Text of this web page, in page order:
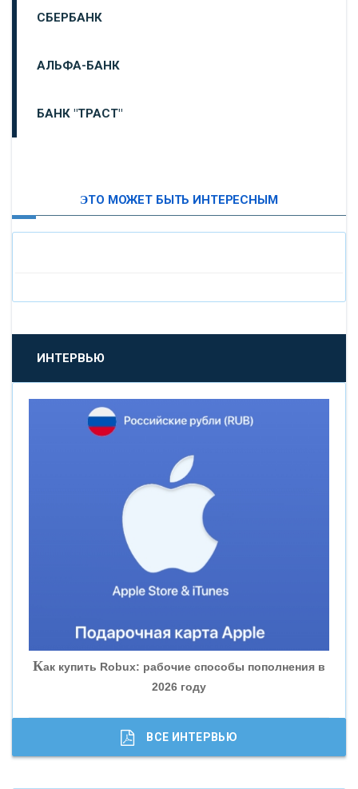
СБЕРБАНК
АЛЬФА-БАНК
БАНК "ТРАСТ"
«БАНК САНКТ-ПЕТЕРБУРГ»
«ПРОМСВЯЗЬБАНК»
«НОВИКОМБАНК»
«ВНЕШПРОМБАНК»
«БАНК ГЛОБЭКС»
«СОВКОМБАНК»
«ГАЗПРОМБАНК»
«МОСКОВСКИЙ КРЕДИТНЫЙ БАНК»
ЭТО МОЖЕТ БЫТЬ ИНТЕРЕСНЫМ
ИНТЕРВЬЮ
Как купить Robux: рабочие способы пополнения в
2026 году
ВСЕ ИНТЕРВЬЮ